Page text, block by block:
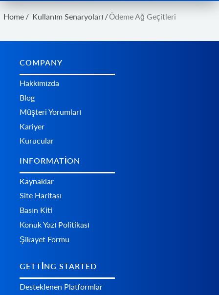
Home / Kullanım Senaryoları /Ödeme Ağ Geçitleri
COMPANY
Hakkımızda
Blog
Müşteri Yorumları
Kariyer
Kurucular
INFORMATION
Kaynaklar
Site Haritası
Basın Kiti
Konuk Yazı Politikası
Şikayet Formu
GETTING STARTED
Desteklenen Platformlar